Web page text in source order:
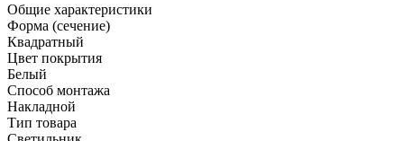
Общие характеристики
Форма (сечение)
Квадратный
Цвет покрытия
Белый
Способ монтажа
Накладной
Тип товара